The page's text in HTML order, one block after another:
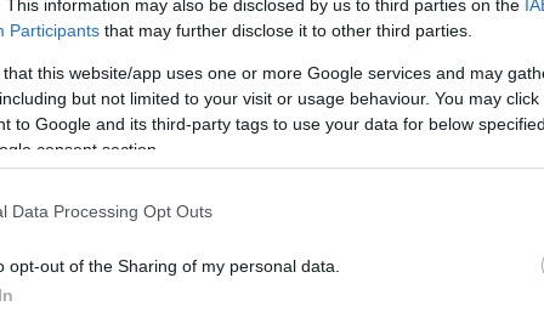
This information may also be disclosed by us to third parties on the
Participants that may further disclose it to other third parties.
that this website/app uses one or more Google services and may
but not limited to your visit or usage behaviour. You may
to Google and its third-party tags to use your data for below
consent section.
Data Processing Opt Outs
opt-out of the Sharing of my personal data.
φιλοξενήθηκαν 13 εκθέτες από τη
δυνατότητα να παρουσιάσουν τα προϊόντα
τεχνογνωσία και τις καινοτόμες λύσεις
επισκεπτών και εκπροσώπων της
προβολής για τις επιχειρήσεις της